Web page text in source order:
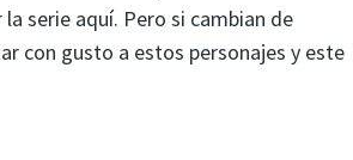
serie aquí. Pero si cambian de
con gusto a estos personajes y este